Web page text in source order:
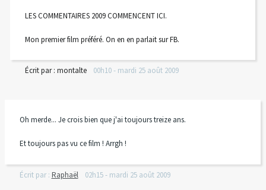
LES COMMENTAIRES 2009 COMMENCENT ICI.
Mon premier film préféré. On en en parlait sur FB.
Écrit par : montalte 00h10- mardi 25 août 2009
Oh merde... Je crois bien que j'ai toujours treize ans.
Et toujours pas vu ce film ! Arrgh !
Écrit par : Raphaël 02h15- mardi 25 août 2009